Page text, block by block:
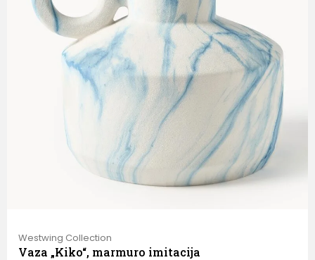
Westwing Collection
Vaza „Kiko“, marmuro imitacija